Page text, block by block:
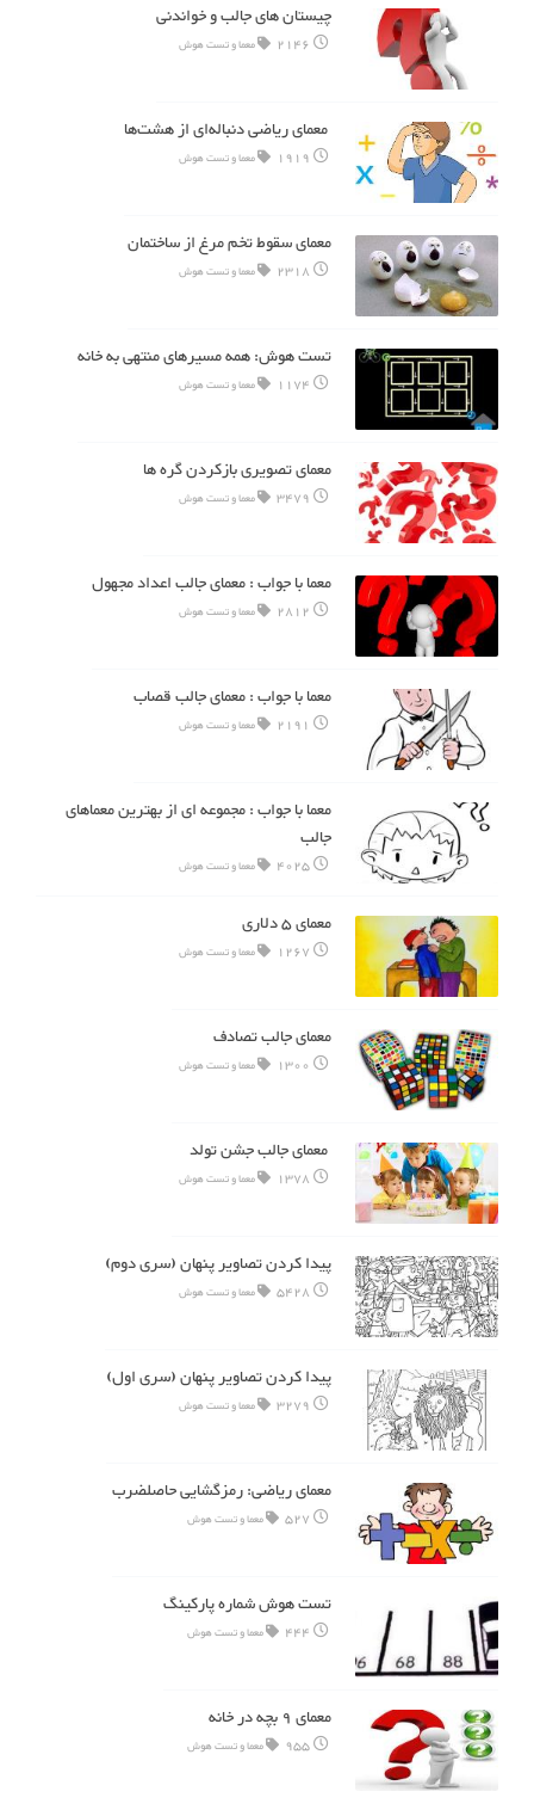
چیستان های جالب و خواندنی
2146 معما و تست هوش
معمای ریاضی دنباله‌ای از هشت‌ها
1919 معما و تست هوش
معمای سقوط تخم مرغ از ساختمان
2318 معما و تست هوش
تست هوش: همه مسیرهای منتهی به خانه
1174 معما و تست هوش
معمای تصویری بازکردن گره ها
3479 معما و تست هوش
معما با جواب : معمای جالب اعداد مجهول
2812 معما و تست هوش
معما با جواب : معمای جالب قصاب
2191 معما و تست هوش
معما با جواب : مجموعه ای از بهترین معماهای
جالب
4025 معما و تست هوش
معمای ۵ دلاری
1267 معما و تست هوش
معمای جالب تصادف
1300 معما و تست هوش
معمای جالب جشن تولد
1378 معما و تست هوش
پیدا کردن تصاویر پنهان (سری دوم)
5428 معما و تست هوش
پیدا کردن تصاویر پنهان (سری اول)
3279 معما و تست هوش
معمای ریاضی: رمزگشایی حاصلضرب
527 معما و تست هوش
تست هوش شماره پارکینگ
444 معما و تست هوش
معمای 9 بچه در خانه
955 معما و تست هوش